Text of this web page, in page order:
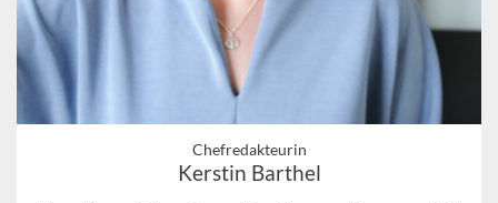
Chefredakteurin
Kerstin Barthel